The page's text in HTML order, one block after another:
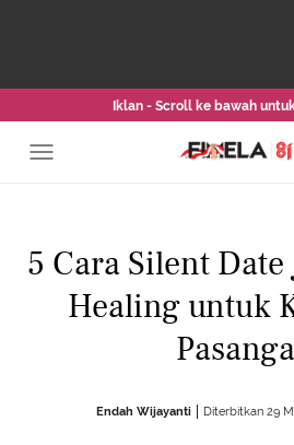
Iklan - Scroll ke bawah
5 Cara Silent
Healing untuk
Endah Wijayanti Diterbitkan 29